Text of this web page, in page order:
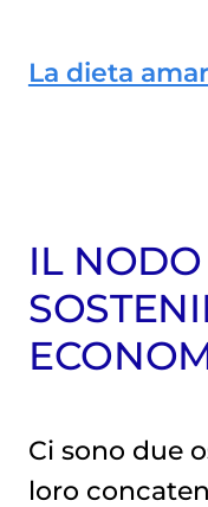
La dieta
IL
Ci sono due
loro